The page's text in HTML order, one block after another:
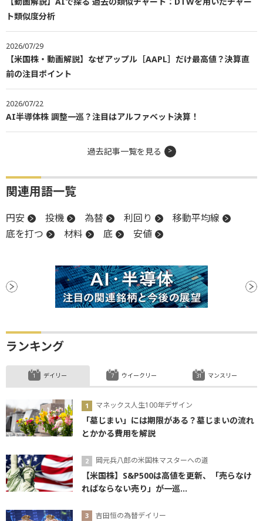
ト類似度分析
2026/07/29
【米国株・動画解説】なぜアップル［AAPL］だけ最高値？決算直
前の注目ポイント
2026/07/22
AI半導体株 調整一巡？注目はアルファベット決算！
過去記事一覧を見る
関連用語一覧
円安 投機 為替 利回り
移動平均線
底を打つ
材料 底 安値
ランキング
デイリー
マネックス人生100年デザイン
「墓じまい」には期限がある？墓じまいの流れ
とかかる費用を解説
岡元兵八郎の米国株マスターへの道
【米国株】S&P500は高値を更新、「売らなけ
ればならない売り」が一巡...
吉田恒の為替デイリー
ウイークリー マンスリー